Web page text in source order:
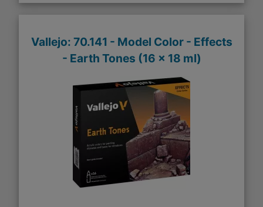
Vallejo: 70.141 - Model Color - Effects
- Earth Tones (16 x 18 ml)